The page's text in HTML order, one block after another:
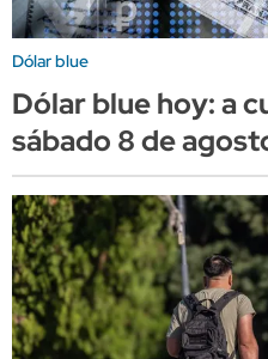
Dólar blue
Dólar blue hoy: a
sábado 8 de